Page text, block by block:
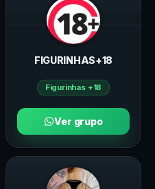
FIGURINHAS+18
Figurinhas +18
Ver grupo